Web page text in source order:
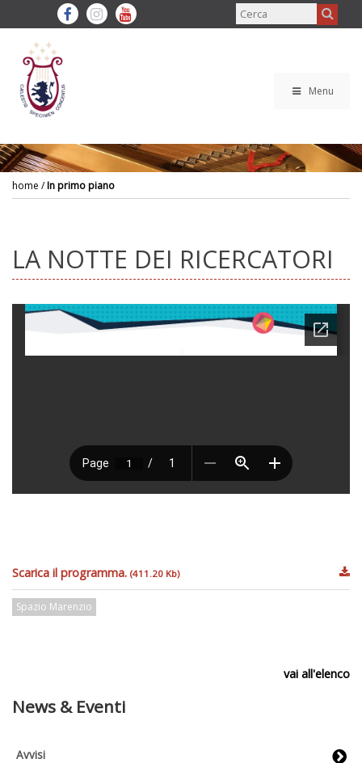
Menu
home /In primo piano
LA NOTTE DEI RICERCATORI
Scarica il programma. (411.20 Kb)
Spazio Marenzio
vai all'elenco
News & Eventi
Avvisi